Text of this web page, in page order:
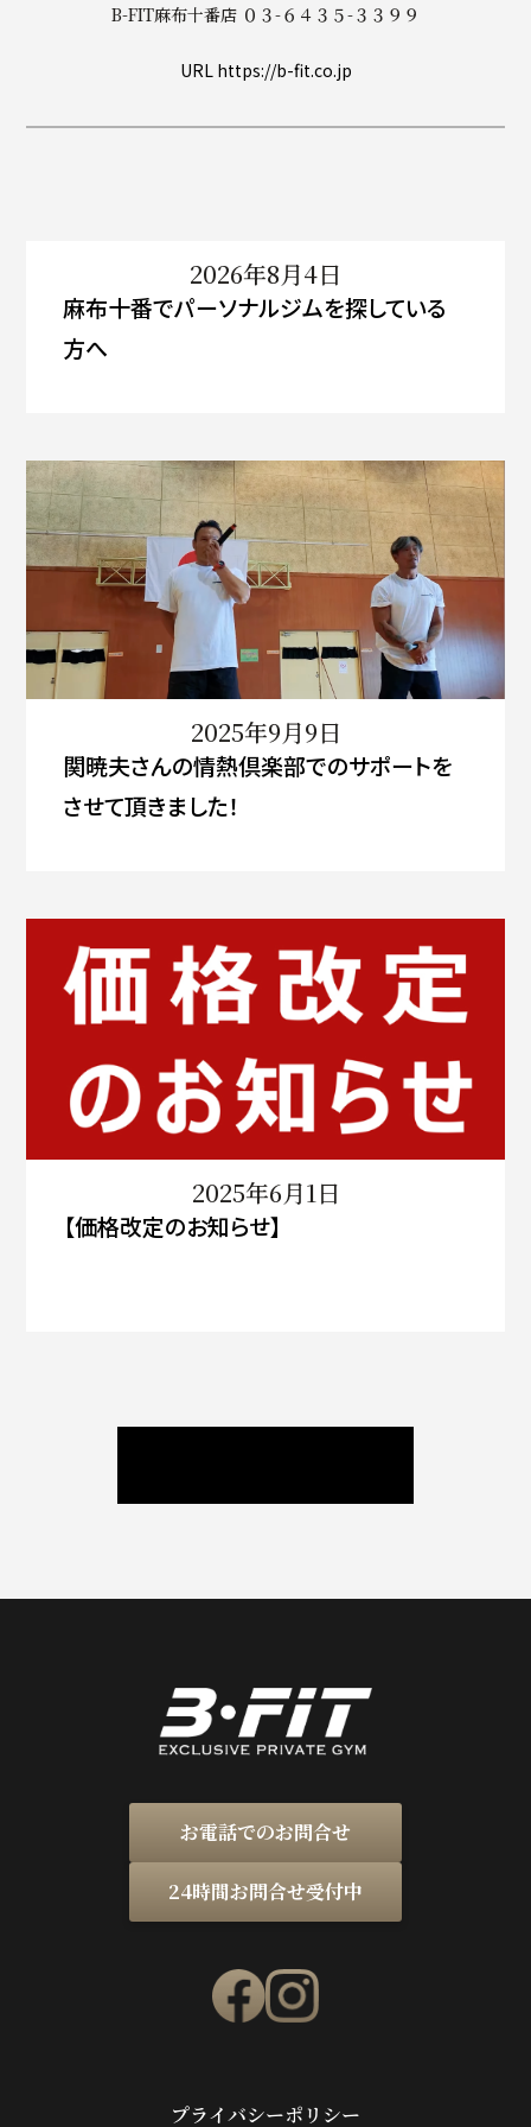
B-FIT麻布十番店 ０３-６４３５-３３９９
URL https://b-fit.co.jp
2026年8月4日
麻布十番でパーソナルジムを探している
方へ
2025年9月9日
関暁夫さんの情熱倶楽部でのサポートを
させて頂きました！
2025年6月1日
【価格改定のお知らせ】
お電話でのお問合せ
24時間お問合せ受付中
プライバシーポリシー